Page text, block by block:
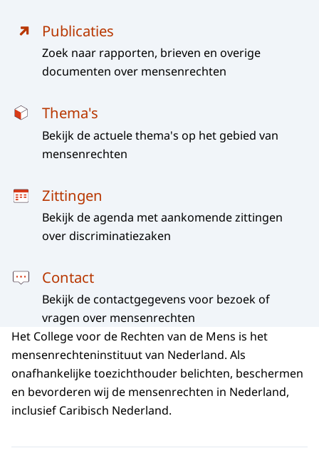
Publicaties
Zoek naar rapporten, brieven en overige
documenten over mensenrechten
Thema's
Bekijk de actuele thema's op het gebied van
mensenrechten
Zittingen
Bekijk de agenda met aankomende zittingen
over discriminatiezaken
Contact
Bekijk de contactgegevens voor bezoek of
vragen over mensenrechten
Het College voor de Rechten van de Mens is het
mensenrechteninstituut van Nederland. Als
onafhankelijke toezichthouder belichten, beschermen
en bevorderen wij de mensenrechten in Nederland,
inclusief Caribisch Nederland.